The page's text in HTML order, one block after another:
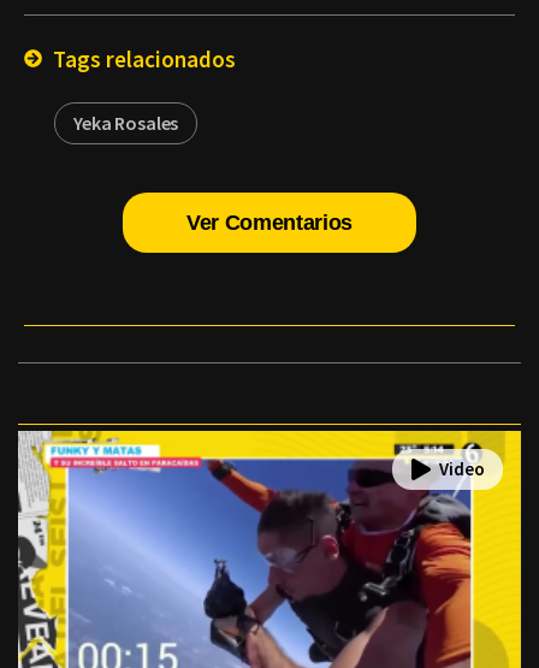
Tags relacionados
Yeka Rosales
Ver Comentarios